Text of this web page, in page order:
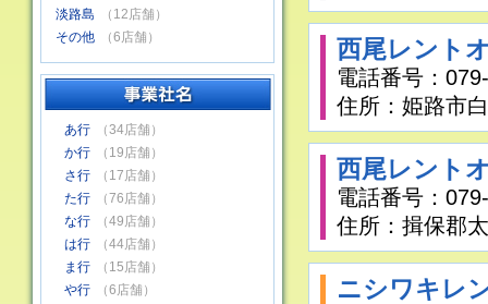
淡路島
（12店舗）
その他
（6店舗）
あ行
（34店舗）
か行
（19店舗）
さ行
（17店舗）
た行
（76店舗）
な行
（49店舗）
は行
（44店舗）
ま行
（15店舗）
や行
（6店舗）
西尾レント
電話番号：
住所：姫路市
西尾レント
電話番号：
住所：揖保郡
ニシワキレ